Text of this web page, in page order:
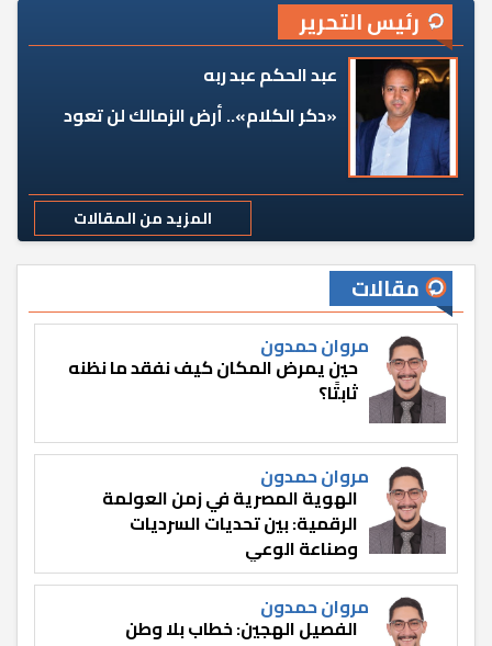
رئيس التحرير
عبد الحكم عبد ربه
«دكر الكلام».. أرض الزمالك لن تعود
المزيد من المقالات
مقالات
مروان حمدون
حين يمرض المكان كيف نفقد ما نظنه
ثابتًا؟
مروان حمدون
الهوية المصرية في زمن العولمة
الرقمية: بين تحديات السرديات
وصناعة الوعي
مروان حمدون
الفصيل الهجين: خطاب بلا وطن